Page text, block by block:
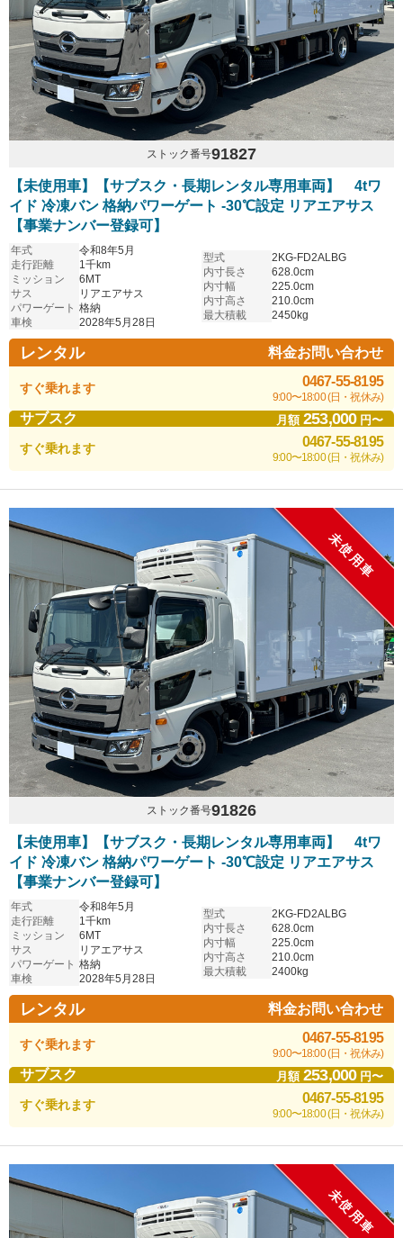
ストック番号91827
【未使用車】【サブスク・長期レンタル専用車両】 4tワ
イド 冷凍バン 格納パワーゲート -30℃設定 リアエアサス
【事業ナンバー登録可】
年式
令和8年5月
走行距離
1千km
ミッション
6MT
サス
リアエアサス
パワーゲート 格納
車検
2028年5月28日
型式
2KG-FD2ALBG
内寸長さ
628.0cm
内寸幅
225.0cm
内寸高さ
210.0cm
最大積載
2450kg
レンタル 料金お問い合わせ
すぐ乗れます 0467-55-8195
9:00〜18:00 (日・祝休み)
サブスク 月額253,000円〜
すぐ乗れます 0467-55-8195
9:00〜18:00 (日・祝休み)
未使用車
ストック番号91826
【未使用車】【サブスク・長期レンタル専用車両】 4tワ
イド 冷凍バン 格納パワーゲート -30℃設定 リアエアサス
【事業ナンバー登録可】
年式
令和8年5月
走行距離
1千km
ミッション
6MT
サス
リアエアサス
パワーゲート 格納
車検
2028年5月28日
型式
2KG-FD2ALBG
内寸長さ
628.0cm
内寸幅
225.0cm
内寸高さ
210.0cm
最大積載
2400kg
レンタル 料金お問い合わせ
すぐ乗れます 0467-55-8195
9:00〜18:00 (日・祝休み)
サブスク 月額253,000円〜
すぐ乗れます 0467-55-8195
9:00〜18:00 (日・祝休み)
未使用車